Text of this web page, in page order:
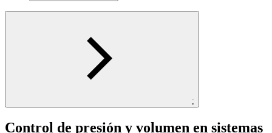
;
Control de presión y volumen en sistemas